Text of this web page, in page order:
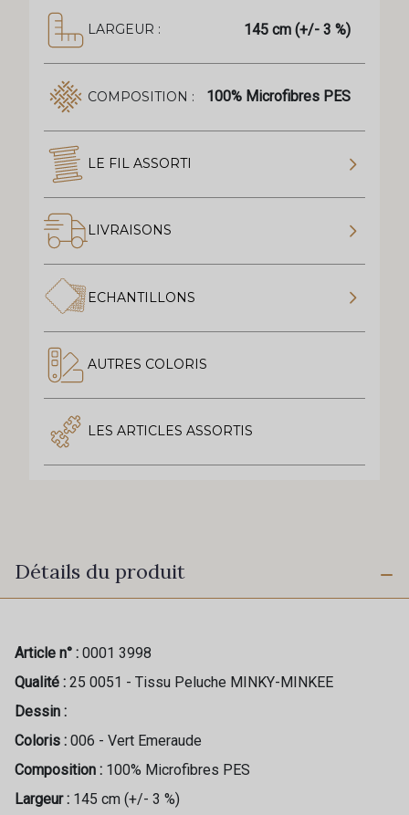
LARGEUR : 145 cm (+/- 3 %)
COMPOSITION : 100% Microfibres PES
LE FIL ASSORTI
LIVRAISONS
ECHANTILLONS
AUTRES COLORIS
LES ARTICLES ASSORTIS
Détails du produit
Article n° : 0001 3998
Qualité : 25 0051 - Tissu Peluche MINKY-MINKEE
Dessin :
Coloris : 006 - Vert Emeraude
Composition : 100% Microfibres PES
Largeur : 145 cm (+/- 3 %)